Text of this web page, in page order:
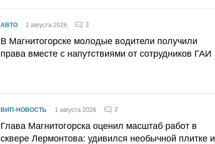
АВТО 1 августа 2026 3
В Магнитогорске молодые водители получили
права вместе с напутствиями от сотрудников ГАИ
ВИП-НОВОСТЬ 1 августа 2026 2
Глава Магнитогорска оценил масштаб работ в
сквере Лермонтова: удивился необычной плитке и